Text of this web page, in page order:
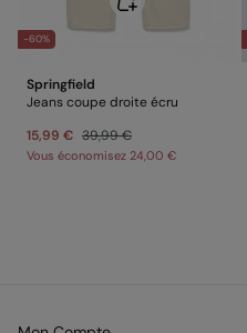
-60%
Springfield
Jeans coupe droite écru
15,99 € 39,99 €
Vous économisez 24,00 €